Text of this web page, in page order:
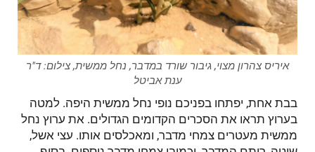
איריס צהרון מצוי, גיבור שורד במדבר, נחל ממשית, צילום: ד"ר
ענת אביטל
בבת אחת, יפתחו בפניכם נופי נחל ממשית היפה. למטה
בערוץ תראו את הסכרים הקדומים הגדולים. את ערוץ נחל
ממשית מעטרים צמחי מדבר, ומאכלסים אותו. עצי אשל,